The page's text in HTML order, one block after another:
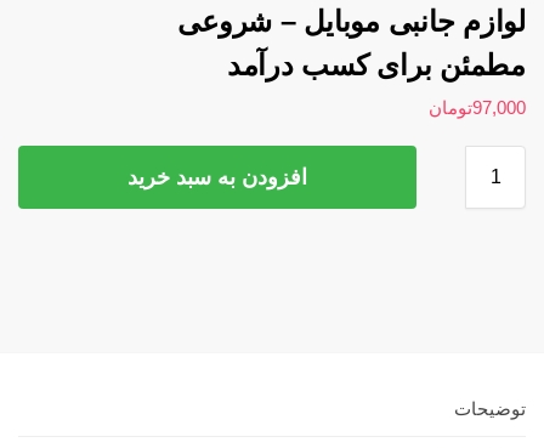
لوازم جانبی موبایل – شروعی
مطمئن برای کسب درآمد
97,000تومان
افزودن به سبد خرید
توضیحات